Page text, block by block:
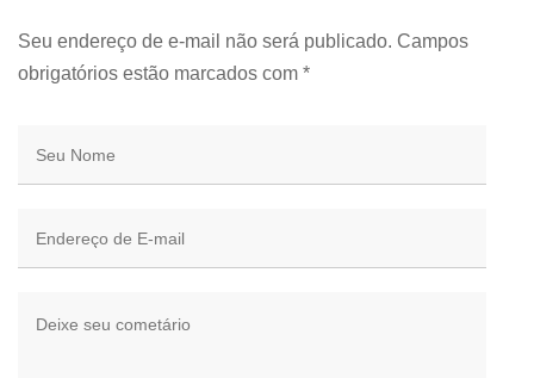
Seu endereço de e-mail não será publicado. Campos
obrigatórios estão marcados com *